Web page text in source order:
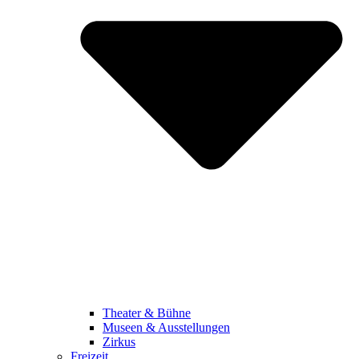
Theater & Bühne
Museen & Ausstellungen
Zirkus
Freizeit